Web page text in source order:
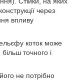
через
впливу
коток може
точного і
не потрібно